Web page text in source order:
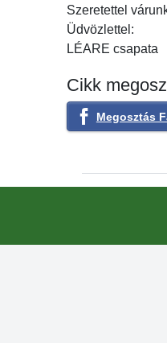
Szeretettel
Üdvözlettel:
LÉARE csapata
Cikk
Megosztás